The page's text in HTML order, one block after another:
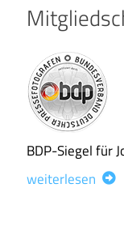
BDP-Siegel für
weiterlesen